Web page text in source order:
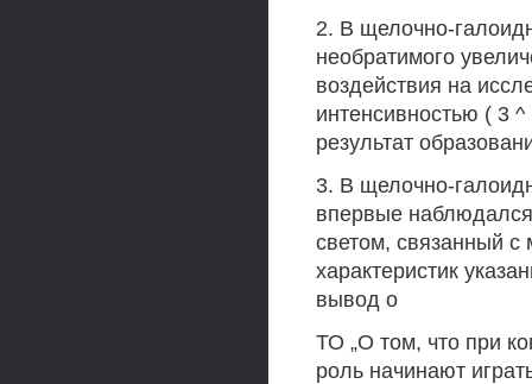
2. В щелочно-
необратимого
воздействия на
интенсивностью ( 3
результат
3. В щелочно-
впервые
светом, связанный
характеристик
вывод о
ТО „О том, что при
роль начинают